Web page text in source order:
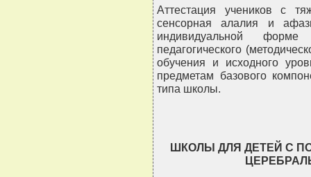
Аттестация учеников с
сенсорная алалия и
индивидуальной
педагогического
обучения и исходного
предметам базового
типа школы.
ШКОЛЫ ДЛЯ ДЕТЕЙ С